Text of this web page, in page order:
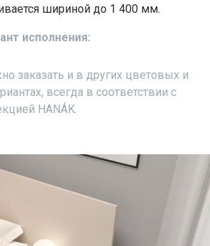
шириной до 1 400 мм.
исполнения:
заказать и в других цветовых и
всегда в соответствии с
HANÁK.